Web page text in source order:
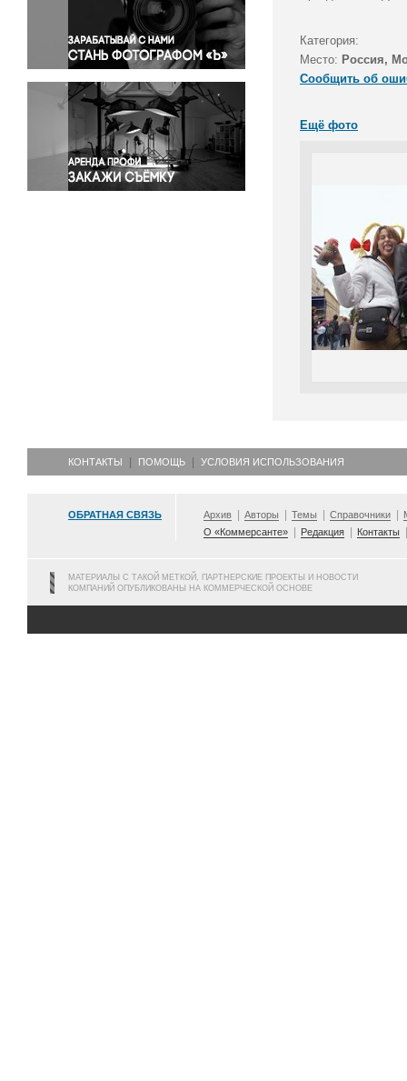
Правосудие
Происшествия и конфликты
Религия
Светская жизнь
Спорт
Экология
Экономика и бизнес
Категория:
Место: Россия,
Сообщить об
Ещё фото
КОНТАКТЫ ПОМОЩЬ УСЛОВИЯ ИСПОЛЬЗОВАНИЯ
ОБРАТНАЯ СВЯЗЬ Архив Авторы Темы Справочники
О «Коммерсанте»
Редакция Контакты
МАТЕРИАЛЫ С ТАКОЙ МЕТКОЙ, ПАРТНЕРСКИЕ ПРОЕКТЫ И НОВОСТИ
КОМПАНИЙ ОПУБЛИКОВАНЫ НА КОММЕРЧЕСКОЙ ОСНОВЕ